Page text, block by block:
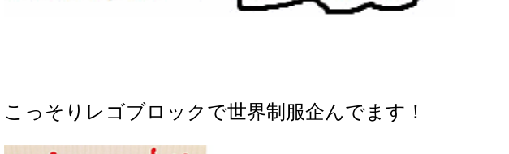
こっそりレゴブロックで世界制服企んでます！